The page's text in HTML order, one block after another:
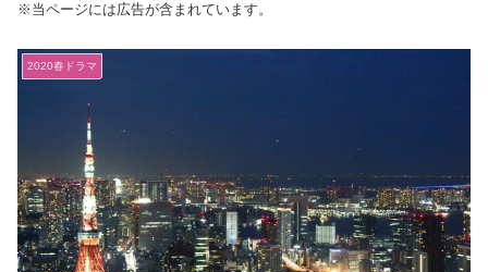
※当ページには広告が含まれています。
2020春ドラマ